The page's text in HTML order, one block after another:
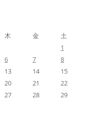
木 金
土
1
6 7
8
13 14
15
20 21
22
27 28
29